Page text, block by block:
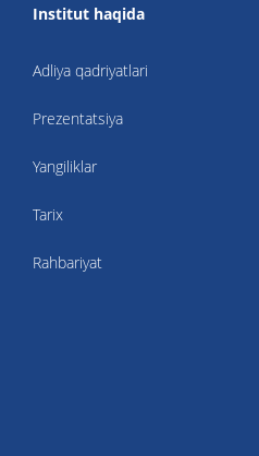
Institut haqida
Adliya qadriyatlari
Prezentatsiya
Yangiliklar
Tarix
Rahbariyat